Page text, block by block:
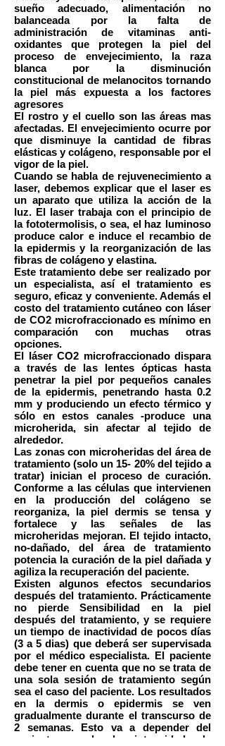
sueño adecuado, alimentación no
balanceada por la falta de
administración de vitaminas anti-
oxidantes que protegen la piel del
proceso de envejecimiento, la raza
blanca por la disminución
constitucional de melanocitos tornando
la piel más expuesta a los factores
agresores
El rostro y el cuello son las áreas mas
afectadas. El envejecimiento ocurre por
que disminuye la cantidad de fibras
elásticas y colágeno, responsable por el
vigor de la piel.
Cuando se habla de rejuvenecimiento a
laser, debemos explicar que el laser es
un aparato que utiliza la acción de la
luz. El laser trabaja con el principio de
la fototermolisis, o sea, el haz luminoso
produce calor e induce el recambio de
la epidermis y la reorganización de las
fibras de colágeno y elastina.
Este tratamiento debe ser realizado por
un especialista, así el tratamiento es
seguro, eficaz y conveniente. Además el
costo del tratamiento cutáneo con láser
de CO2 microfraccionado es mínimo en
comparación con muchas otras
opciones.
El láser CO2 microfraccionado dispara
a través de las lentes ópticas hasta
penetrar la piel por pequeños canales
de la epidermis, penetrando hasta 0.2
mm y produciendo un efecto térmico y
sólo en estos canales -produce una
microherida, sin afectar al tejido de
alrededor.
Las zonas con microheridas del área de
tratamiento (solo un 15- 20% del tejido a
tratar) inician el proceso de curación.
Conforme a las células que intervienen
en la producción del colágeno se
reorganiza, la piel dermis se tensa y
fortalece y las señales de las
microheridas mejoran. El tejido intacto,
no-dañado, del área de tratamiento
potencia la curación de la piel dañada y
agiliza la recuperación del paciente.
Existen algunos efectos secundarios
después del tratamiento. Prácticamente
no pierde Sensibilidad en la piel
después del tratamiento, y se requiere
un tiempo de inactividad de pocos días
(3 a 5 dias) que deberá ser supervisada
por el médico especialista. El paciente
debe tener en cuenta que no se trata de
una sola sesión de tratamiento según
sea el caso del paciente. Los resultados
en la dermis o epidermis se ven
gradualmente durante el transcurso de
2 semanas. Esto va a depender del
paciente y de la intensidad de